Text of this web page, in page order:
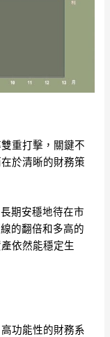
重打擊，關鍵不
於清晰的財務策
期安穩地待在市
的翻倍和多高的
依然能穩定生
功能性的財務系